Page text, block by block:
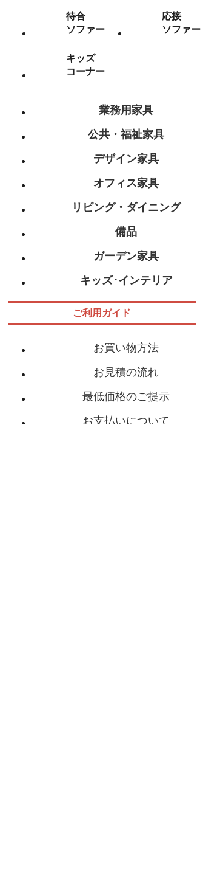
待合
ソファー
応接
ソファー
キッズ
コーナー
業務用家具
公共・福祉家具
デザイン家具
オフィス家具
リビング・ダイニング
備品
ガーデン家具
キッズ･インテリア
ご利用ガイド
お買い物方法
お見積の流れ
最低価格のご提示
お支払いについて